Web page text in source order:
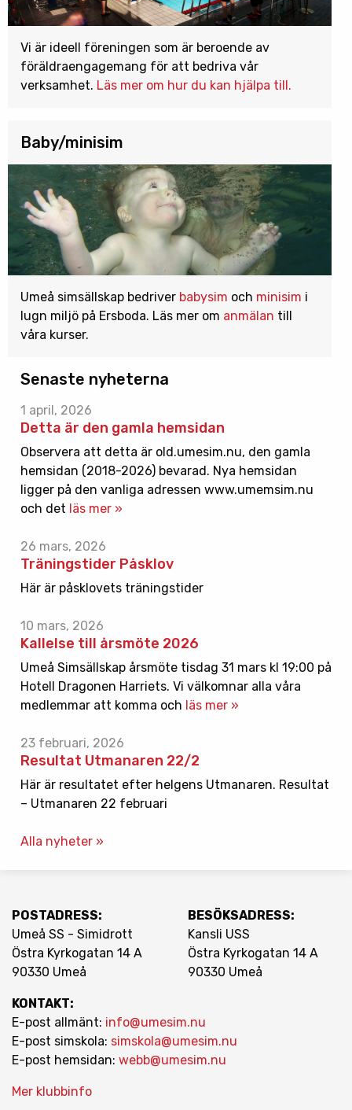
Vi är ideell föreningen som är beroende av
föräldraengagemang för att bedriva vår
verksamhet. Läs mer om hur du kan hjälpa till.
Baby/minisim
Umeå simsällskap bedriver babysim och minisim i
lugn miljö på Ersboda. Läs mer om anmälan till
våra kurser.
Senaste nyheterna
1 april, 2026
Detta är den gamla hemsidan
Observera att detta är old.umesim.nu, den gamla
hemsidan (2018-2026) bevarad. Nya hemsidan
ligger på den vanliga adressen www.umemsim.nu
och det läs mer »
26 mars, 2026
Träningstider Påsklov
Här är påsklovets träningstider
10 mars, 2026
Kallelse till årsmöte 2026
Umeå Simsällskap årsmöte tisdag 31 mars kl 19:00 på
Hotell Dragonen Harriets. Vi välkomnar alla våra
medlemmar att komma och läs mer »
23 februari, 2026
Resultat Utmanaren 22/2
Här är resultatet efter helgens Utmanaren. Resultat
– Utmanaren 22 februari
Alla nyheter »
POSTADRESS:
Umeå SS - Simidrott
Östra Kyrkogatan 14 A
90330 Umeå
BESÖKSADRESS:
Kansli USS
Östra Kyrkogatan 14 A
90330 Umeå
KONTAKT:
E-post allmänt: info@umesim.nu
E-post simskola: simskola@umesim.nu
E-post hemsidan: webb@umesim.nu
Mer klubbinfo